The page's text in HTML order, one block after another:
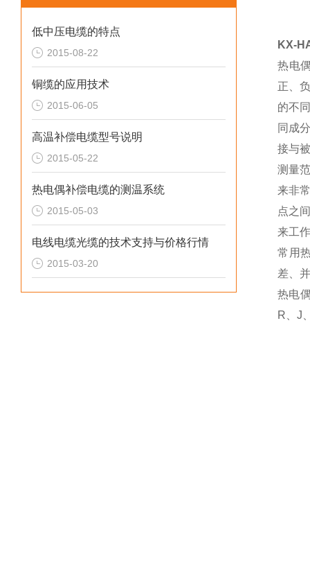
低中压电缆的特点
2015-08-22
铜缆的应用技术
2015-06-05
高温补偿电缆型号说明
2015-05-22
热电偶补偿电缆的测温系统
2015-05-03
电线电缆光缆的技术支持与价格行情
2015-03-20
KX-
热电
正、
的不
同成
接与
测量
来非
点之
来工
常用
差、
热电
R、J